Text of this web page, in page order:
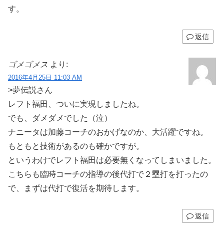
す。
返信
ゴメゴメス より:
2016年4月25日 11:03 AM
>夢伝説さん
レフト福田、ついに実現しましたね。
でも、ダメダメでした（泣）
ナニータは加藤コーチのおかげなのか、大活躍ですね。
もともと技術があるのも確かですが。
というわけでレフト福田は必要無くなってしまいました。
こちらも臨時コーチの指導の後代打で２塁打を打ったの
で、まずは代打で復活を期待します。
返信